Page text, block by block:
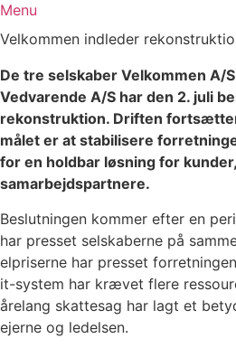
Menu
Velkommen indleder
De tre selskaber Velkommen A/
Vedvarende A/S har den 2. juli
rekonstruktion. Driften
målet er at stabilisere
for en holdbar løsning for
samarbejdspartnere.
Beslutningen kommer efter en
har presset selskaberne på
elpriserne har presset
it-system har krævet flere
årelang skattesag har lagt et
ejerne og ledelsen.